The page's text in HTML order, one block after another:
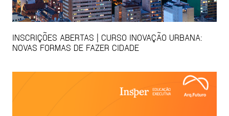
INSCRIÇÕES ABERTAS | CURSO INOVAÇÃO URBANA:
NOVAS FORMAS DE FAZER CIDADE